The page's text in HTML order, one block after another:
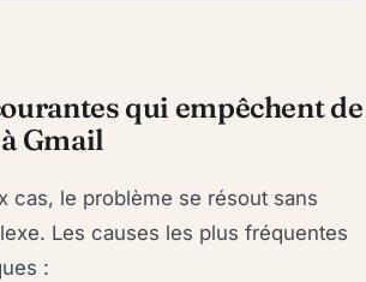
qui empêchent de
Gmail
cas, le problème se résout sans
Les causes les plus fréquentes
: